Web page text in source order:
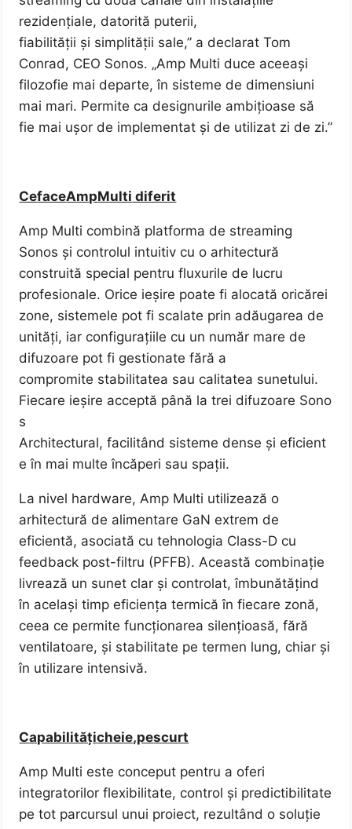
rezidențiale, datorită puterii,
fiabilității și simplității sale,” a declarat Tom
Conrad, CEO Sonos. „Amp Multi duce aceeași
filozofie mai departe, în sisteme de dimensiuni
mai mari. Permite ca designurile ambițioase să
fie mai ușor de implementat și de utilizat zi de zi.”
CefaceAmpMulti diferit
Amp Multi combină platforma de streaming
Sonos și controlul intuitiv cu o arhitectură
construită special pentru fluxurile de lucru
profesionale. Orice ieșire poate fi alocată oricărei
zone, sistemele pot fi scalate prin adăugarea de
unități, iar configurațiile cu un număr mare de
difuzoare pot fi gestionate fără a
compromite stabilitatea sau calitatea sunetului.
Fiecare ieșire acceptă până la trei difuzoare Sono
s
Architectural, facilitând sisteme dense și eficient
e în mai multe încăperi sau spații.
La nivel hardware, Amp Multi utilizează o
arhitectură de alimentare GaN extrem de
eficientă, asociată cu tehnologia Class-D cu
feedback post-filtru (PFFB). Această combinație
livrează un sunet clar și controlat, îmbunătățind
în același timp eficiența termică în fiecare zonă,
ceea ce permite funcționarea silențioasă, fără
ventilatoare, și stabilitate pe termen lung, chiar și
în utilizare intensivă.
Capabilitățicheie,pescurt
Amp Multi este conceput pentru a oferi
integratorilor flexibilitate, control și predictibilitate
pe tot parcursul unui proiect, rezultând o soluție